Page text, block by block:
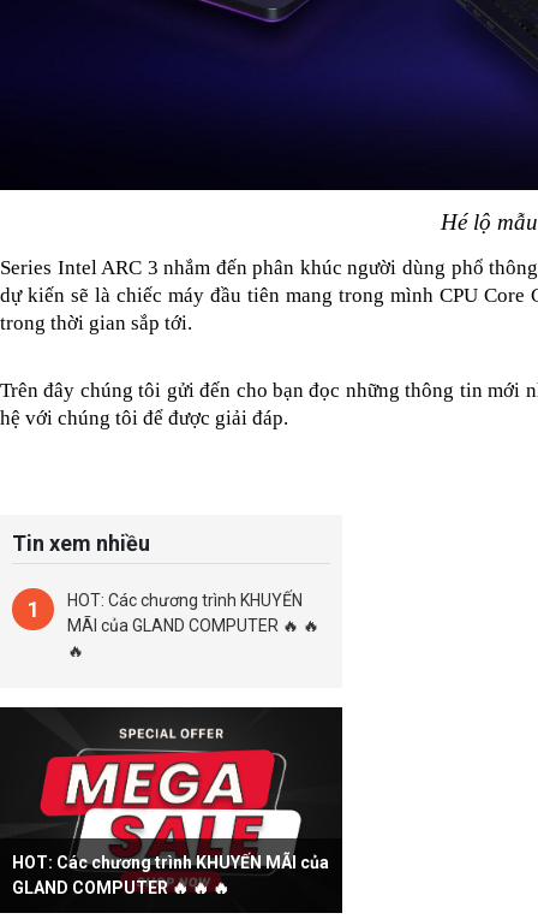
Hé lộ
Series Intel ARC 3 nhắm đến phân khúc người dùng phổ
dự kiến sẽ là chiếc máy đầu tiên mang trong mình CPU
trong thời gian sắp tới.
Trên đây chúng tôi gửi đến cho bạn đọc những thông tin mới
hệ với chúng tôi để được giải đáp.
Tin xem nhiều
1
HOT: Các chương trình KHUYẾN
MÃI của GLAND COMPUTER 🔥 🔥
🔥
HOT: Các chương trình KHUYẾN MÃI của
GLAND COMPUTER 🔥 🔥 🔥